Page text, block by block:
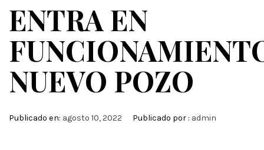
ENTRA EN
NUEVO POZO
Publicado en: agosto 10, 2022 Publicado por : admin